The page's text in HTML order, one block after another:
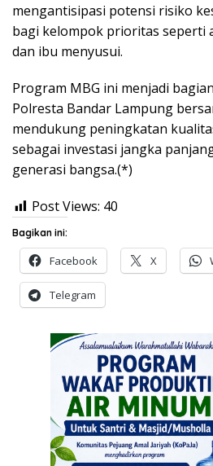
mengantisipasi potensi risiko
bagi kelompok prioritas seperti
dan ibu menyusui.
Program MBG ini menjadi
Polresta Bandar Lampung
mendukung peningkatan
sebagai investasi jangka
generasi bangsa.(*)
Post Views: 40
Bagikan ini:
Facebook X
Telegram